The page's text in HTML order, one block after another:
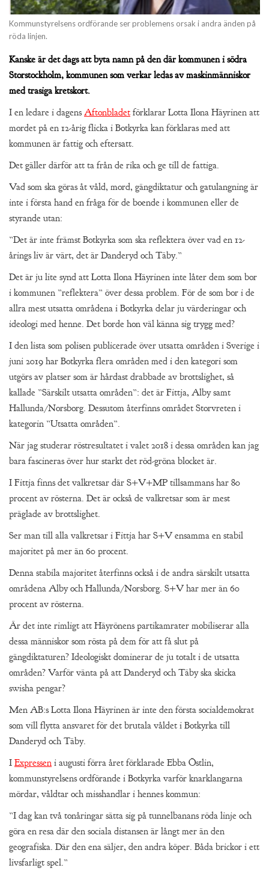
Kommunstyrelsens ordförande ser problemens orsak i andra änden på
röda linjen.
Kanske är det dags att byta namn på den där kommunen i södra
Storstockholm, kommunen som verkar ledas av maskinmänniskor
med trasiga kretskort.
I en ledare i dagensAftonbladet förklarar Lotta Ilona Häyrinen att
mordet på en 12-årig flicka i Botkyrka kan förklaras med att
kommunen är fattig och eftersatt.
Det gäller därför att ta från de rika och ge till de fattiga.
Vad som ska göras åt våld, mord, gängdiktatur och gatulangning är
inte i första hand en fråga för de boende i kommunen eller de
styrande utan:
”Det är inte främst Botkyrka som ska reflektera över vad en 12-
årings liv är värt, det är Danderyd och Täby.”
Det är ju lite synd att Lotta Ilona Häyrinen inte låter dem som bor
i kommunen ”reflektera” över dessa problem. För de som bor i de
allra mest utsatta områdena i Botkyrka delar ju värderingar och
ideologi med henne. Det borde hon väl känna sig trygg med?
I den lista som polisen publicerade över utsatta områden i Sverige i
juni 2019 har Botkyrka flera områden med i den kategori som
utgörs av platser som är hårdast drabbade av brottslighet, så
kallade ”Särskilt utsatta områden”: det är Fittja, Alby samt
Hallunda/Norsborg. Dessutom återfinns området Storvreten i
kategorin ”Utsatta områden”.
När jag studerar röstresultatet i valet 2018 i dessa områden kan jag
bara fascineras över hur starkt det röd-gröna blocket är.
I Fittja finns det valkretsar där S+V+MP tillsammans har 80
procent av rösterna. Det är också de valkretsar som är mest
präglade av brottslighet.
Ser man till alla valkretsar i Fittja har S+V ensamma en stabil
majoritet på mer än 60 procent.
Denna stabila majoritet återfinns också i de andra särskilt utsatta
områdena Alby och Hallunda/Norsborg. S+V har mer än 60
procent av rösterna.
Är det inte rimligt att Häyrönens partikamrater mobiliserar alla
dessa människor som rösta på dem för att få slut på
gängdiktaturen? Ideologiskt dominerar de ju totalt i de utsatta
områden? Varför vänta på att Danderyd och Täby ska skicka
swisha pengar?
Men AB:s Lotta Ilona Häyrinen är inte den första socialdemokrat
som vill flytta ansvaret för det brutala våldet i Botkyrka till
Danderyd och Täby.
I Expressen i augusti förra året förklarade Ebba Östlin,
kommunstyrelsens ordförande i Botkyrka varför knarklangarna
mördar, våldtar och misshandlar i hennes kommun:
”I dag kan två tonåringar sätta sig på tunnelbanans röda linje och
göra en resa där den sociala distansen är långt mer än den
geografiska. Där den ena säljer, den andra köper. Båda brickor i ett
livsfarligt spel.”